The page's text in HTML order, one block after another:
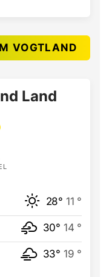
VOGTLAND
Land
28° 11 °
30° 14 °
33° 19 °